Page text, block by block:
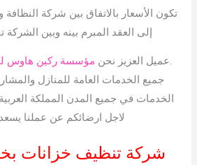
تكون الأسعار بالاتفاق بين شركة النظافة
إلى العقد المبرم بينه وبين
.عميل العزيز نحن مؤسسة ركين هاوس
جميع الخدمات العامة للمنازل
الخدمات في جميع المدن المملكة
لاجل ارضائكم عن عملنا
شركة تنظيف خزانات